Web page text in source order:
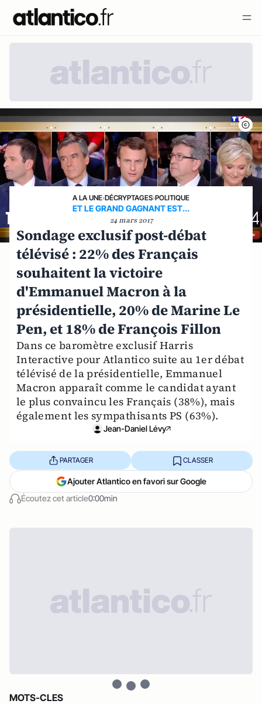
A LA UNE›DÉCRYPTAGES›POLITIQUE
ET LE GRAND GAGNANT EST...
24 mars 2017
Sondage exclusif post-débat
télévisé : 22% des Français
souhaitent la victoire
d'Emmanuel Macron à la
présidentielle, 20% de Marine Le
Pen, et 18% de François Fillon
Dans ce baromètre exclusif Harris
Interactive pour Atlantico suite au 1er débat
télévisé de la présidentielle, Emmanuel
Macron apparaît comme le candidat ayant
le plus convaincu les Français (38%), mais
également les sympathisants PS (63%).
Jean-Daniel Lévy
Écoutez cet article0:00min
PARTAGER CLASSER
Ajouter Atlantico en favori sur Google
MOTS-CLES